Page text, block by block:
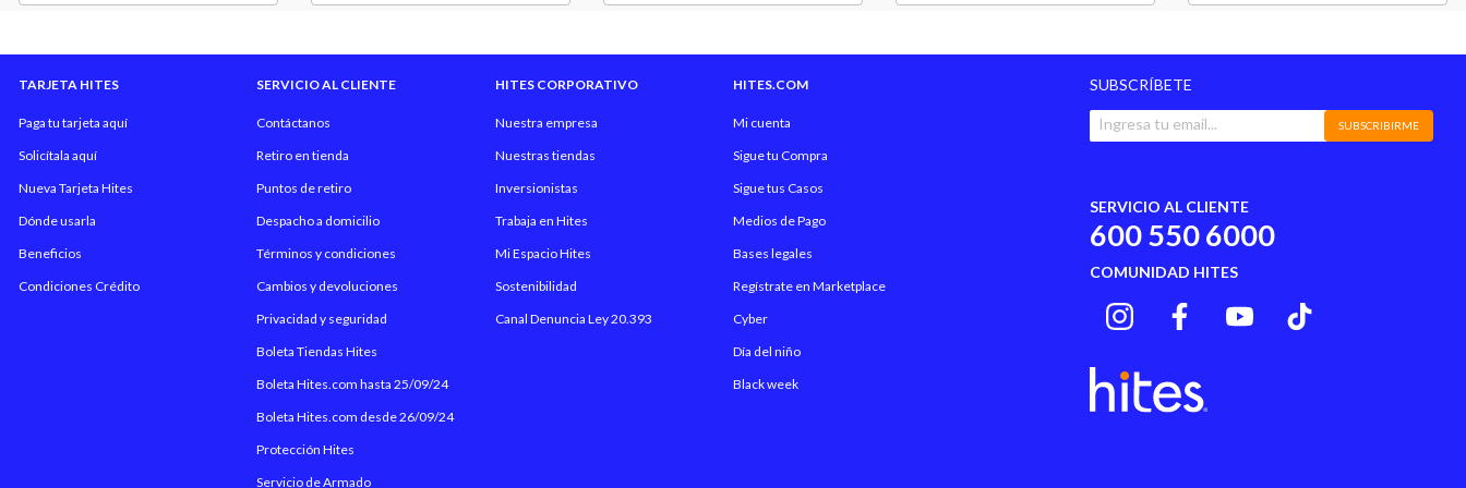
TARJETA HITES
Paga tu tarjeta aquí
Solicítala aquí
Nueva Tarjeta Hites
Dónde usarla
Beneficios
Condiciones Crédito
SERVICIO AL CLIENTE
Contáctanos
Retiro en tienda
Puntos de retiro
Despacho a domicilio
Términos y condiciones
Cambios y devoluciones
Privacidad y seguridad
Boleta Tiendas Hites
Boleta Hites.com hasta 25/09/24
Boleta Hites.com desde 26/09/24
Protección Hites
Servicio de Armado
HITES CORPORATIVO
Nuestra empresa
Nuestras tiendas
Inversionistas
Trabaja en Hites
Mi Espacio Hites
Sostenibilidad
Canal Denuncia Ley 20.393
HITES.COM
Mi cuenta
Sigue tu Compra
Sigue tus Casos
Medios de Pago
Bases legales
Regístrate en Marketplace
Cyber
Día del niño
Black week
SUBSCRÍBETE
SUBSCRIBIRME
SERVICIO AL CLIENTE
600 550 6000
COMUNIDAD HITES